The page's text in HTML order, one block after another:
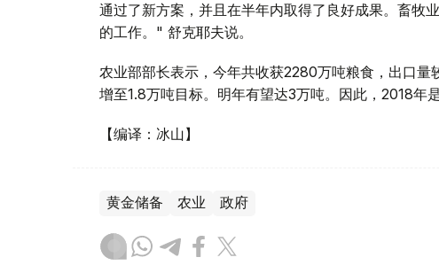
通过了新方案，并且在半年内取得了良好成果。畜牧
的工作。" 舒克耶夫说。
农业部部长表示，今年共收获2280万吨粮食，出口
增至1.8万吨目标。明年有望达3万吨。因此，2018年
【编译：冰山】
黄金储备 农业 政府